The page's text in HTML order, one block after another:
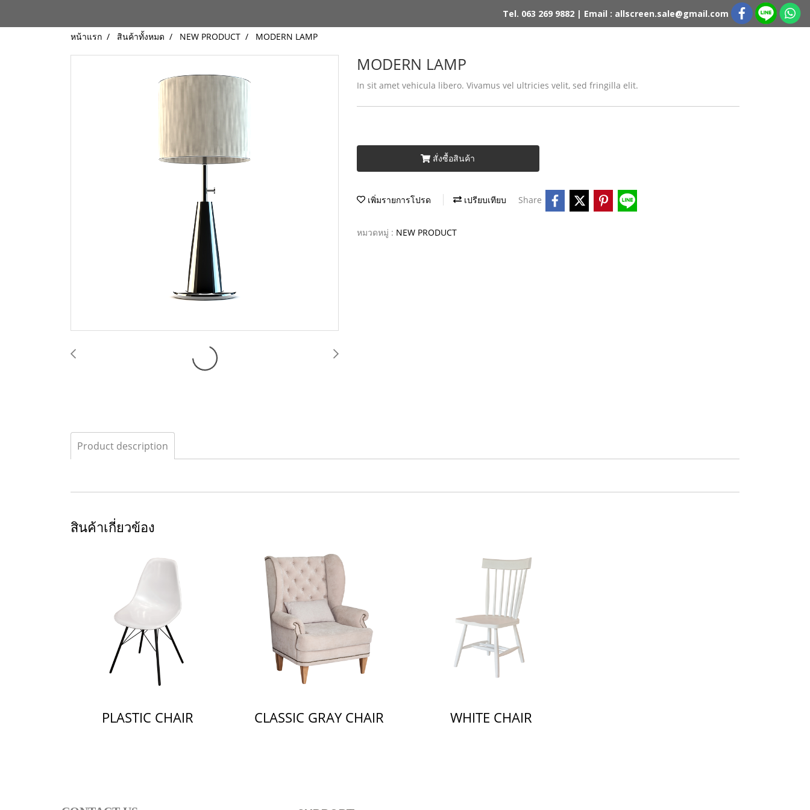
Tel. 063 269 9882 | Email : allscreen.sale@gmail.com
หน้าแรก
สินค้าทั้งหมด NEW PRODUCT MODERN LAMP
MODERN LAMP
In sit amet vehicula libero. Vivamus vel ultricies velit, sed fringilla elit.
สั่งซื้อสินค้า
เพิ่มรายการโปรด เปรียบเทียบ Share
หมวดหมู่ : NEW PRODUCT
Product description
สินค้าเกี่ยวข้อง
PLASTIC CHAIR CLASSIC GRAY CHAIR WHITE CHAIR